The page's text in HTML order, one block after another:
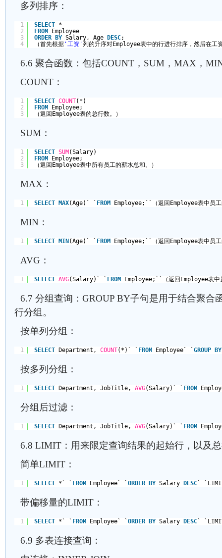
多列排序：
1
2
3
4
SELECT *
FROM
Employee
ORDER
BY Salary, Age DESC;
（首先根据 '工资'列的升序对Employee表中的行进行排序，然后在工
6.6 聚合函数：包括COUNT，SUM，MAX，
COUNT：
1
2
3
SELECT COUNT(*)
FROM
Employee;
（返回Employee表的总行数。）
SUM：
1
2
3
SELECT SUM (Salary)
FROM
Employee;
（返回Employee表中所有员工的薪水总和。）
MAX：
1 SELECT MAX(Age)` ` FROM Employee;``（返回Employee表中员工
MIN：
1 SELECT MIN (Age)` ` FROM Employee;``（返回Employee表中员工
AVG：
1 SELECT AVG(Salary)` ` FROM Employee;``（返回Employee表中
6.7 分组查询：GROUP BY子句是用于结合聚合
行分组。
按单列分组：
1 SELECT Department, COUNT(*)` ` FROM Employee` `GROUP BY
按多列分组：
1 SELECT Department, JobTitle, AVG(Salary)` ` FROM
分组后过滤：
1 SELECT Department, JobTitle, AVG(Salary)` ` FROM
6.8 LIMIT：用来限定查询结果的起始行，以及
简单LIMIT：
1 SELECT *` ` FROM Employee` `ORDER BY Salary DESC `
带偏移量的LIMIT：
1 SELECT *` ` FROM Employee` `ORDER BY Salary DESC `
6.9 多表连接查询：